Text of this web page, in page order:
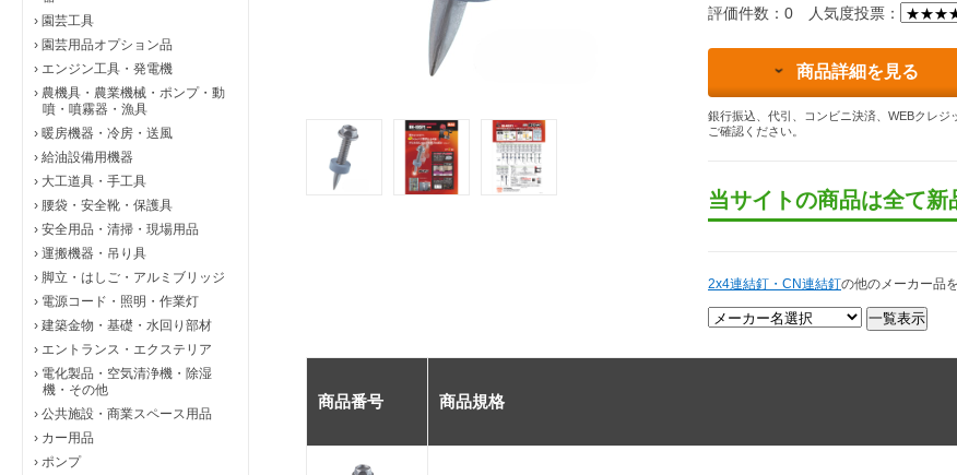
› 園芸工具
› 園芸用品オプション品
› エンジン工具・発電機
› 農機具・農業機械・ポンプ・動
噴・噴霧器・漁具
› 暖房機器・冷房・送風
› 給油設備用機器
› 大工道具・手工具
› 腰袋・安全靴・保護具
› 安全用品・清掃・現場用品
› 運搬機器・吊り具
› 脚立・はしご・アルミブリッジ
› 電源コード・照明・作業灯
› 建築金物・基礎・水回り部材
› エントランス・エクステリア
› 電化製品・空気清浄機・除湿
機・その他
› 公共施設・商業スペース用品
› カー用品
› ポンプ
評価件数：0 人気度投票：
商品詳細を見る
銀行振込、代引、コンビニ決済、WEBクレ
ご確認ください。
当サイトの商品は全て新
2x4連結釘・CN連結釘の他のメーカー品
商品番号 商品規格